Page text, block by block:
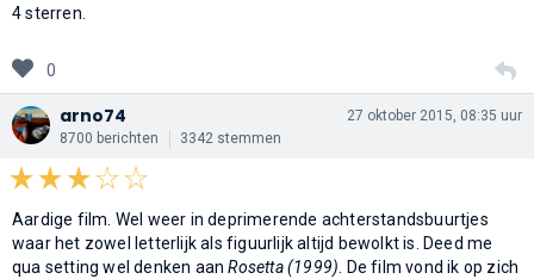
4 sterren.
0
arno74
8700 berichten 3342 stemmen
27 oktober 2015, 08:35 uur
Aardige film. Wel weer in deprimerende achterstandsbuurtjes
waar het zowel letterlijk als figuurlijk altijd bewolkt is. Deed me
qua setting wel denken aanRosetta (1999) . De film vond ik op zich